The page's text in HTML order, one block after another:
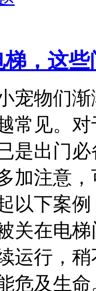
，这
宠物们
常见。
是出门
加注意
以下案
关在电
运行，
危及生